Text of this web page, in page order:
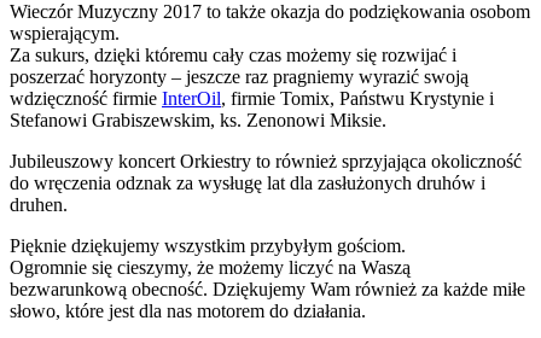
Wieczór Muzyczny 2017 to także okazja do podziękowania osobom
wspierającym.
Za sukurs, dzięki któremu cały czas możemy się rozwijać i
poszerzać horyzonty – jeszcze raz pragniemy wyrazić swoją
wdzięczność firmie InterOil, firmie Tomix, Państwu Krystynie i
Stefanowi Grabiszewskim, ks. Zenonowi Miksie.
Jubileuszowy koncert Orkiestry to również sprzyjająca okoliczność
do wręczenia odznak za wysługę lat dla zasłużonych druhów i
druhen.
Pięknie dziękujemy wszystkim przybyłym gościom.
Ogromnie się cieszymy, że możemy liczyć na Waszą
bezwarunkową obecność. Dziękujemy Wam również za każde miłe
słowo, które jest dla nas motorem do działania.